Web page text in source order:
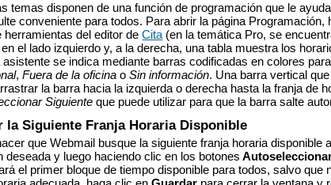
temas disponen de una función de programación que le
conveniente para todos. Para abrir la página Programación,
herramientas del editor deCita(en la temática Pro, se
en el lado izquierdo y, a la derecha, una tabla muestra los
asistente se indica mediante barras codificadas en colores
,Fuera de la oficina oSin información. Una barra vertical
la barra hacia la izquierda o derecha hasta la franja de
Siguiente que puede utilizar para que la barra salte
la Siguiente Franja Horaria Disponible
que Webmail busque la siguiente franja horaria
deseada y luego haciendo clic en los botones
el primer bloque de tiempo disponible para todos, salvo